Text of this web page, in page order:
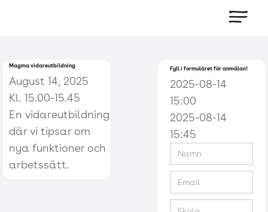
Magma vidareutbildning
August 14, 2025
Kl. 15.00-15.45
En vidareutbildning
där vi tipsar om
nya funktioner och
arbetssätt.
Fyll i formuläret för anmälan!
2025-08-14
15:00
2025-08-14
15:45